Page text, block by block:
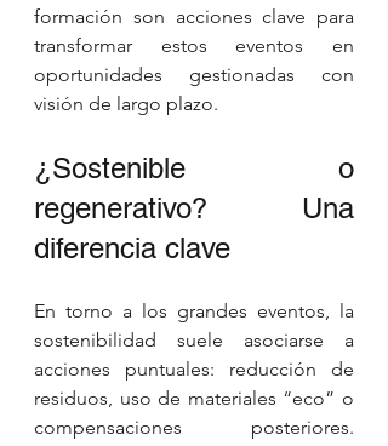
formación son acciones clave para
transformar estos eventos en
oportunidades gestionadas con
visión de largo plazo.
¿Sostenible o
regenerativo? Una
diferencia clave
En torno a los grandes eventos, la
sostenibilidad suele asociarse a
acciones puntuales: reducción de
residuos, uso de materiales “eco” o
compensaciones posteriores.